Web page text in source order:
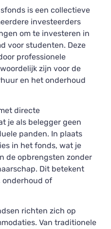
is een collectieve
investeerders
om te investeren in
voor studenten. Deze
professionele
zijn voor de
en het onderhoud
directe
je als belegger geen
panden. In plaats
in het fonds, wat je
de opbrengsten zonder
Dit betekent
onderhoud of
richten zich op
Van traditionele